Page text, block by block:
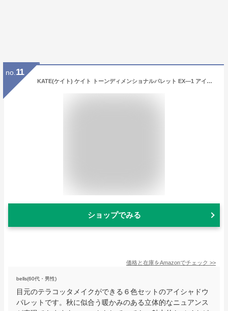
no. 11
KATE(ケイト) ケイト トーンディメンショナルパレット EX―1 アイシャドウ EX-1 6.8グラム (x 1)
ショップでみる
価格と在庫をAmazonでチェック >>
bells(60代・男性)
目元のテラコッタメイクができる６色セットのアイシャドウ
パレットです。秋に似合う暖かみのある立体的なニュアンス